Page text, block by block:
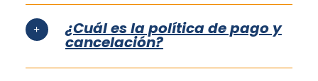
¿Cuál es la política de pago y
cancelación?